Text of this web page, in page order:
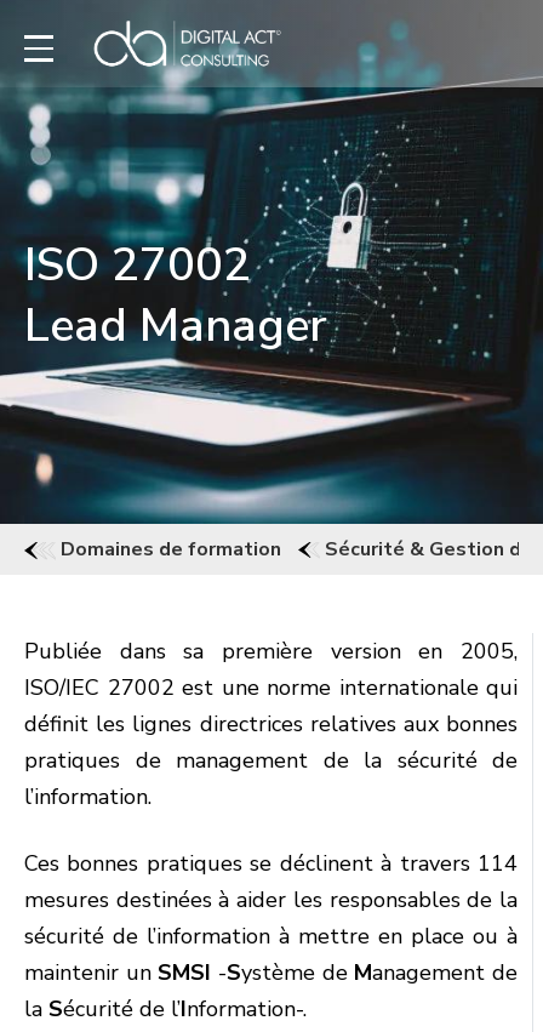
ISO 27002
Lead Manager
Domaines de formation Sécurité & Gestion
Publiée dans sa première version en 2005,
ISO/IEC 27002 est une norme internationale qui
définit les lignes directrices relatives aux bonnes
pratiques de management de la sécurité de
l’information.
Ces bonnes pratiques se déclinent à travers 114
mesures destinées à aider les responsables de la
sécurité de l’information à mettre en place ou à
maintenir unSMSI -Système de Management de
la Sécurité de l’Information-.